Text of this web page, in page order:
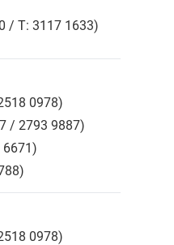
/ T: 3117 1633)
0978)
/ 2793 9887)
6671)
0978)